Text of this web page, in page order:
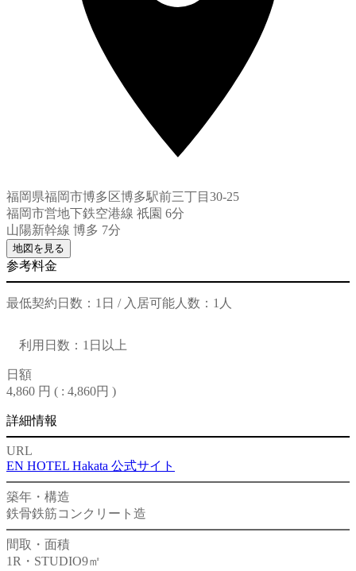
福岡県福岡市博多区博多駅前三丁目30-25
福岡市営地下鉄空港線 祇園 6分
山陽新幹線 博多 7分
地図を見る
参考料金
最低契約日数：1日 / 入居可能人数：1人
利用日数：1日以上
日額
4,860 円 ( : 4,860円 )
詳細情報
URL
EN HOTEL Hakata 公式サイト
築年・構造
鉄骨鉄筋コンクリート造
間取・面積
1R・STUDIO9㎡